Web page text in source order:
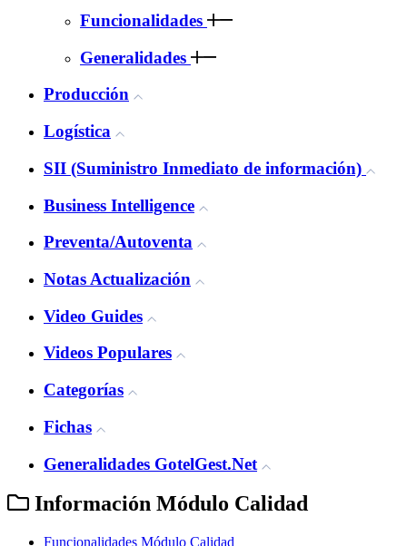
Funcionalidades
Generalidades
Producción
Logística
SII (Suministro Inmediato de información)
Business Intelligence
Preventa/Autoventa
Notas Actualización
Video Guides
Videos Populares
Categorías
Fichas
Generalidades GotelGest.Net
Información Módulo Calidad
Funcionalidades Módulo Calidad